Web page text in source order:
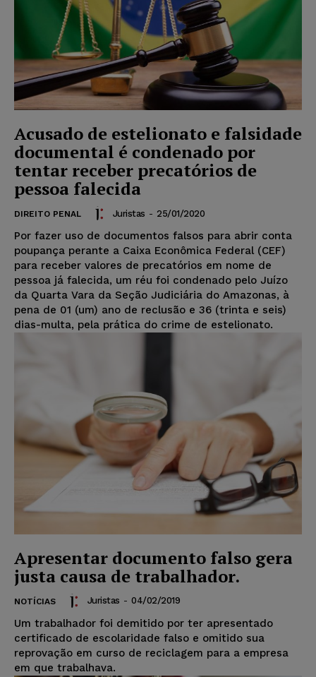
Acusado de estelionato e falsidade
documental é condenado por
tentar receber precatórios de
pessoa falecida
DIREITO PENAL Juristas - 25/01/2020
Por fazer uso de documentos falsos para abrir conta
poupança perante a Caixa Econômica Federal (CEF)
para receber valores de precatórios em nome de
pessoa já falecida, um réu foi condenado pelo Juízo
da Quarta Vara da Seção Judiciária do Amazonas, à
pena de 01 (um) ano de reclusão e 36 (trinta e seis)
dias-multa, pela prática do crime de estelionato.
Apresentar documento falso gera
justa causa de trabalhador.
NOTÍCIAS Juristas - 04/02/2019
Um trabalhador foi demitido por ter apresentado
certificado de escolaridade falso e omitido sua
reprovação em curso de reciclagem para a empresa
em que trabalhava.